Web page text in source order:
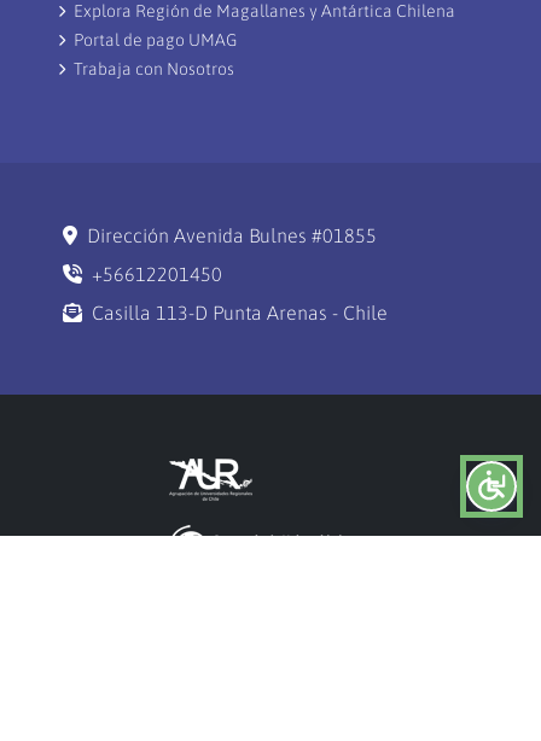
Explora Región de Magallanes y Antártica Chilena
Portal de pago UMAG
Trabaja con Nosotros
Dirección Avenida Bulnes #01855
+56612201450
Casilla 113-D Punta Arenas - Chile